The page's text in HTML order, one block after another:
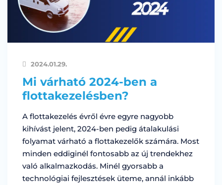
2024.01.29.
Mi várható 2024-ben a
flottakezelésben?
A flottakezelés évről évre egyre nagyobb
kihívást jelent, 2024-ben pedig átalakulási
folyamat várható a flottakezelők számára. Most
minden eddiginél fontosabb az új trendekhez
való alkalmazkodás. Minél gyorsabb a
technológiai fejlesztések üteme, annál inkább